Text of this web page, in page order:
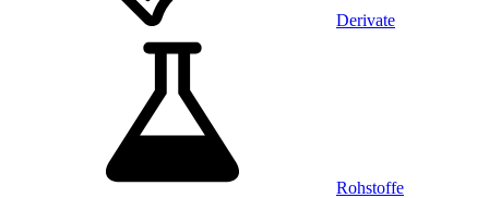
Derivate
Rohstoffe